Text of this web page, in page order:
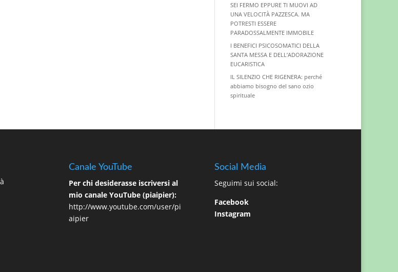
SEI FERMO EPPURE TI MUOVI AD
UNA VELOCITÀ PAZZESCA. MA
POTRESTI ESSERE
PARADOSSALMENTE IMMOBILE
I BENEFICI PSICOSOMATICI DELLA
SANTA MESSA E DELL’ADORAZIONE
EUCARISTICA
IL SILENZIO CHE RIGENERA: perché
abbiamo bisogno del sano ozio
spirituale
Canale YouTube
Per chi desiderasse iscriversi al
mio canale YouTube (piaipier):
http://www.youtube.com/user/pi
aipier
Social Media
Seguimi sui social:
Facebook
Instagram